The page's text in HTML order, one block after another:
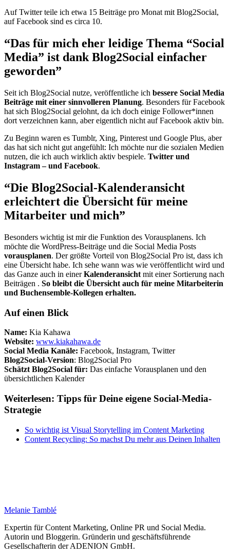
Auf Twitter teile ich etwa 15 Beiträge pro Monat mit Blog2Social,
auf Facebook sind es circa 10.
“Das für mich eher leidige Thema “Social
Media” ist dank Blog2Social einfacher
geworden”
Seit ich Blog2Social nutze, veröffentliche ich bessere Social Media
Beiträge mit einer sinnvolleren Planung. Besonders für Facebook
hat sich Blog2Social gelohnt, da ich doch einige Follower*innen
dort verzeichnen kann, aber eigentlich nicht auf Facebook aktiv bin.
Zu Beginn waren es Tumblr, Xing, Pinterest und Google Plus, aber
das hat sich nicht gut angefühlt: Ich möchte nur die sozialen Medien
nutzen, die ich auch wirklich aktiv bespiele. Twitter und
Instagram – und Facebook.
“Die Blog2Social-Kalenderansicht
erleichtert die Übersicht für meine
Mitarbeiter und mich”
Besonders wichtig ist mir die Funktion des Vorausplanens. Ich
möchte die WordPress-Beiträge und die Social Media Posts
vorausplanen. Der größte Vorteil von Blog2Social Pro ist, dass ich
eine Übersicht habe. Ich sehe wann was wie veröffentlicht wird und
das Ganze auch in einerKalenderansicht mit einer Sortierung nach
Beiträgen . So bleibt die Übersicht auch für meine Mitarbeiterin
und Buchensemble-Kollegen erhalten.
Auf einen Blick
Name: Kia Kahawa
Website: www.kiakahawa.de
Social Media Kanäle: Facebook, Instagram, Twitter
Blog2Social-Version: Blog2Social Pro
Schätzt Blog2Social für: Das einfache Vorausplanen und den
übersichtlichen Kalender
Weiterlesen: Tipps für Deine eigene Social-Media-
Strategie
So wichtig ist Visual Storytelling im Content Marketing
Content Recycling: So machst Du mehr aus Deinen Inhalten
Melanie Tamblé
Expertin für Content Marketing, Online PR und Social Media.
Autorin und Bloggerin. Gründerin und geschäftsführende
Gesellschafterin der ADENION GmbH.